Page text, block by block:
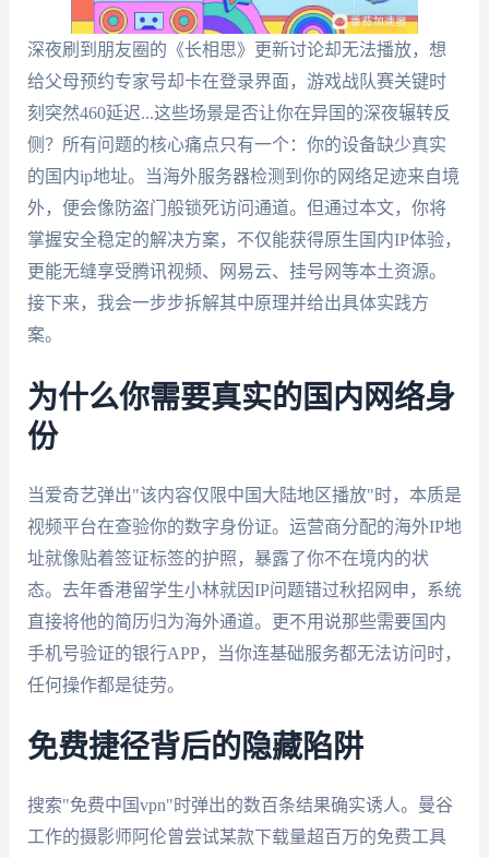
深夜刷到朋友圈的《长相思》更新讨论却无法播放，想
给父母预约专家号却卡在登录界面，游戏战队赛关键时
刻突然460延迟...这些场景是否让你在异国的深夜辗转反
侧？所有问题的核心痛点只有一个：你的设备缺少真实
的国内ip地址。当海外服务器检测到你的网络足迹来自境
外，便会像防盗门般锁死访问通道。但通过本文，你将
掌握安全稳定的解决方案，不仅能获得原生国内IP体验，
更能无缝享受腾讯视频、网易云、挂号网等本土资源。
接下来，我会一步步拆解其中原理并给出具体实践方
案。
为什么你需要真实的国内网络身
份
当爱奇艺弹出"该内容仅限中国大陆地区播放"时，本质是
视频平台在查验你的数字身份证。运营商分配的海外IP地
址就像贴着签证标签的护照，暴露了你不在境内的状
态。去年香港留学生小林就因IP问题错过秋招网申，系统
直接将他的简历归为海外通道。更不用说那些需要国内
手机号验证的银行APP，当你连基础服务都无法访问时，
任何操作都是徒劳。
免费捷径背后的隐藏陷阱
搜索"免费中国vpn"时弹出的数百条结果确实诱人。曼谷
工作的摄影师阿伦曾尝试某款下载量超百万的免费工具